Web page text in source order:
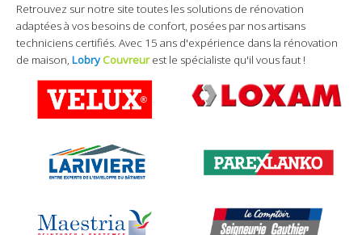
Retrouvez sur notre site toutes les solutions de rénovation
adaptées à vos besoins de confort, posées par nos artisans
techniciens certifiés. Avec 15 ans d'expérience dans la rénovation
de maison, LobryCouvreurest le spécialiste qu'il vous faut !